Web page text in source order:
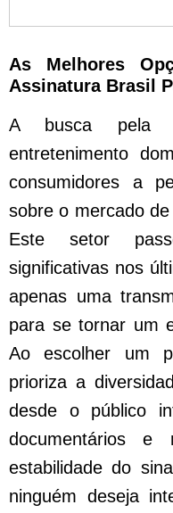
As Melhores
Assinatura Brasil
A busca pela
entretenimento
consumidores a
sobre o mercado de
Este setor
significativas nos
apenas uma
para se tornar um
Ao escolher um
prioriza a
desde o público
documentários e
estabilidade do
ninguém deseja